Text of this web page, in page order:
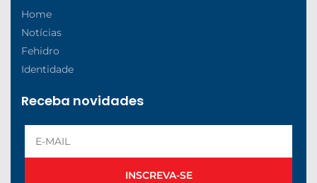
Home
Notícias
Fehidro
Identidade
Receba novidades